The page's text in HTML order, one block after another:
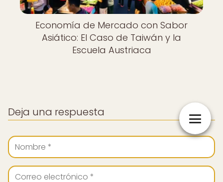
Economía de Mercado con Sabor
Asiático: El Caso de Taiwán y la
Escuela Austriaca
Deja una respuesta